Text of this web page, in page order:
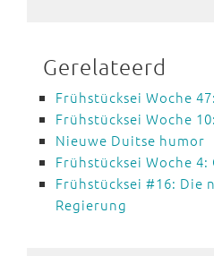
Gerelateerd
Frühstücksei Woche
Frühstücksei Woche
Nieuwe Duitse humor
Frühstücksei Woche
Frühstücksei #16: Die
Regierung